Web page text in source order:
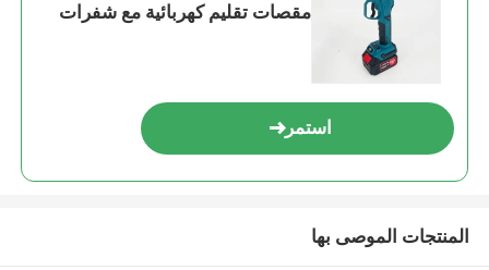
مقصات تقليم كهربائية مع شفرات
استمر
المنتجات الموصى بها